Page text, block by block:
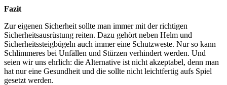
Fazit
Zur eigenen Sicherheit sollte man immer mit der richtigen
Sicherheitsausrüstung reiten. Dazu gehört neben Helm und
Sicherheitssteigbügeln auch immer eine Schutzweste. Nur so kann
Schlimmeres bei Unfällen und Stürzen verhindert werden. Und
seien wir uns ehrlich: die Alternative ist nicht akzeptabel, denn man
hat nur eine Gesundheit und die sollte nicht leichtfertig aufs Spiel
gesetzt werden.